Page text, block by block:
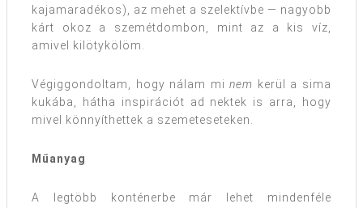
kajamaradékos), az mehet a szelektívbe — nagyobb
kárt okoz a szemétdombon, mint az a kis víz,
amivel kilötykölöm.
Végiggondoltam, hogy nálam minem
kerül a sima
kukába, hátha inspirációt ad nektek is arra, hogy
mivel könnyíthettek a szemeteseteken.
Műanyag
A legtöbb konténerbe már lehet mindenféle